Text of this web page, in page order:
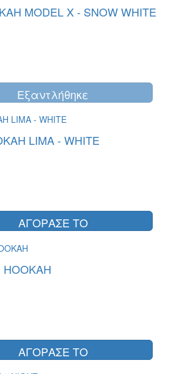
MODEL X - SNOW WHITE
Eξαντλήθηκε
LIMA - WHITE
ΑΓΟΡΑΣΕ ΤΟ
HOOKAH
ΑΓΟΡΑΣΕ ΤΟ